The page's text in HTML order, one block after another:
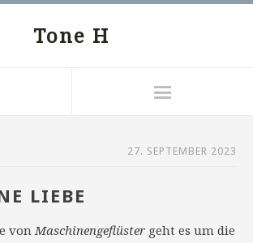
Tone H
27. SEPTEMBER 2023
LIEBE
vonMaschinengeflüster geht es um die